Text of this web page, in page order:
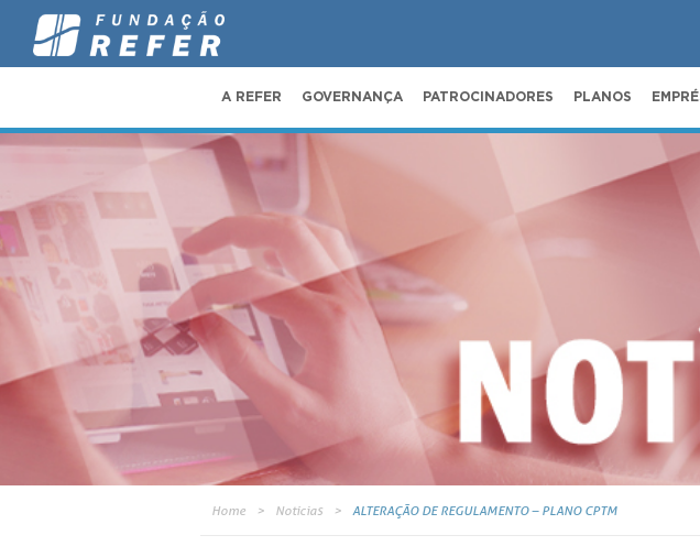
A REFER GOVERNANÇA PATROCINADORES PLANOS
Home Notícias ALTERAÇÃO DE REGULAMENTO – PLANO CPTM